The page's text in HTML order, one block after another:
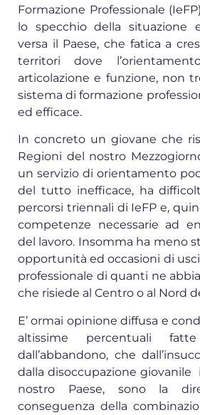
Formazione Professionale
lo specchio della situazione
versa il Paese, che fatica a
territori dove
articolazione e funzione, non
sistema di formazione
ed efficace.
In concreto un giovane che
Regioni del nostro
un servizio di orientamento
del tutto inefficace, ha
percorsi triennali di IeFP e,
competenze necessarie ad
del lavoro. Insomma ha meno
opportunità ed occasioni di
professionale di quanti ne
che risiede al Centro o al Nord
E’ ormai opinione diffusa e
altissime percentuali
dall’abbandono, che
dalla disoccupazione giovanile
nostro Paese, sono la
conseguenza della